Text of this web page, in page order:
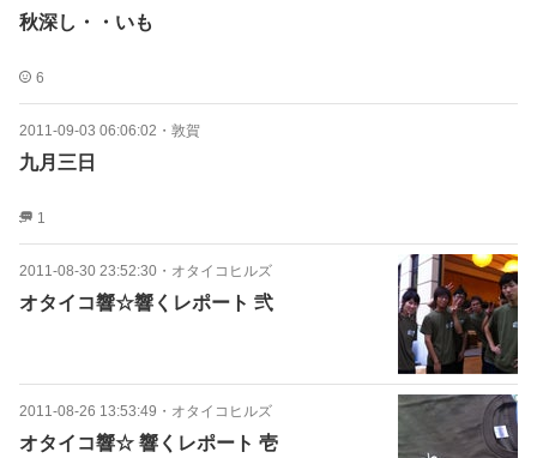
秋深し・・いも
6
2011-09-03 06:06:02 ・ 敦賀
九月三日
1
2011-08-30 23:52:30 ・ オタイコヒルズ
オタイコ響☆響くレポート 弐
2011-08-26 13:53:49 ・ オタイコヒルズ
オタイコ響☆ 響くレポート 壱